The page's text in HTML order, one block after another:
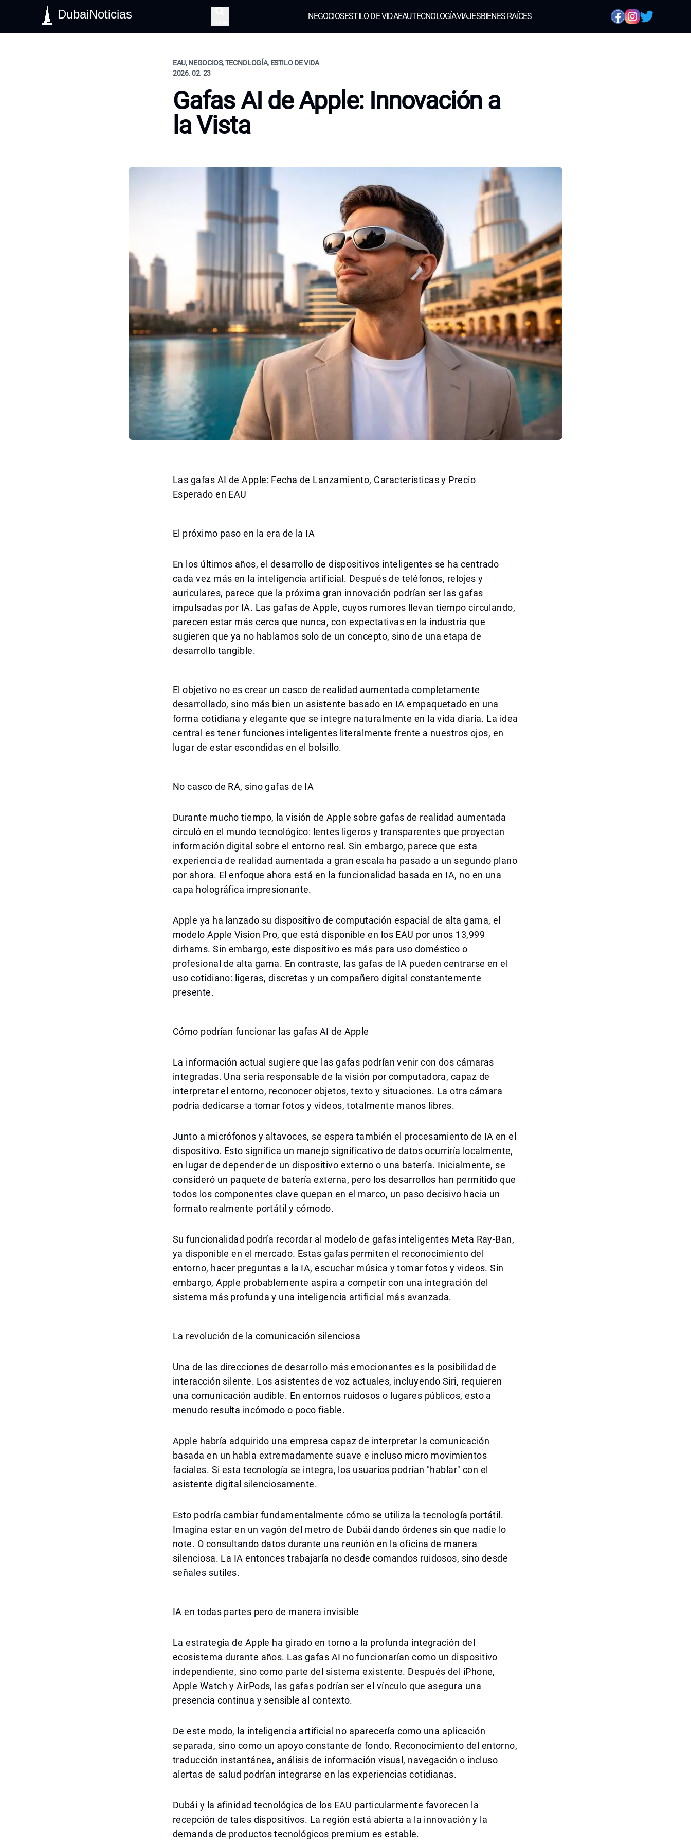
DubaiNoticias NEGOCIOSESTILO DE VIDAEAUTECNOLOGÍAVIAJESBIENES RAÍCES
EAU, NEGOCIOS, TECNOLOGÍA, ESTILO DE VIDA
2026. 02. 23
Gafas AI de Apple: Innovación a
la Vista
Las gafas AI de Apple: Fecha de Lanzamiento, Características y Precio
Esperado en EAU
El próximo paso en la era de la IA
En los últimos años, el desarrollo de dispositivos inteligentes se ha centrado
cada vez más en la inteligencia artificial. Después de teléfonos, relojes y
auriculares, parece que la próxima gran innovación podrían ser las gafas
impulsadas por IA. Las gafas de Apple, cuyos rumores llevan tiempo circulando,
parecen estar más cerca que nunca, con expectativas en la industria que
sugieren que ya no hablamos solo de un concepto, sino de una etapa de
desarrollo tangible.
El objetivo no es crear un casco de realidad aumentada completamente
desarrollado, sino más bien un asistente basado en IA empaquetado en una
forma cotidiana y elegante que se integre naturalmente en la vida diaria. La idea
central es tener funciones inteligentes literalmente frente a nuestros ojos, en
lugar de estar escondidas en el bolsillo.
No casco de RA, sino gafas de IA
Durante mucho tiempo, la visión de Apple sobre gafas de realidad aumentada
circuló en el mundo tecnológico: lentes ligeros y transparentes que proyectan
información digital sobre el entorno real. Sin embargo, parece que esta
experiencia de realidad aumentada a gran escala ha pasado a un segundo plano
por ahora. El enfoque ahora está en la funcionalidad basada en IA, no en una
capa holográfica impresionante.
Apple ya ha lanzado su dispositivo de computación espacial de alta gama, el
modelo Apple Vision Pro, que está disponible en los EAU por unos 13,999
dirhams. Sin embargo, este dispositivo es más para uso doméstico o
profesional de alta gama. En contraste, las gafas de IA pueden centrarse en el
uso cotidiano: ligeras, discretas y un compañero digital constantemente
presente.
Cómo podrían funcionar las gafas AI de Apple
La información actual sugiere que las gafas podrían venir con dos cámaras
integradas. Una sería responsable de la visión por computadora, capaz de
interpretar el entorno, reconocer objetos, texto y situaciones. La otra cámara
podría dedicarse a tomar fotos y videos, totalmente manos libres.
Junto a micrófonos y altavoces, se espera también el procesamiento de IA en el
dispositivo. Esto significa un manejo significativo de datos ocurriría localmente,
en lugar de depender de un dispositivo externo o una batería. Inicialmente, se
consideró un paquete de batería externa, pero los desarrollos han permitido que
todos los componentes clave quepan en el marco, un paso decisivo hacia un
formato realmente portátil y cómodo.
Su funcionalidad podría recordar al modelo de gafas inteligentes Meta Ray-Ban,
ya disponible en el mercado. Estas gafas permiten el reconocimiento del
entorno, hacer preguntas a la IA, escuchar música y tomar fotos y videos. Sin
embargo, Apple probablemente aspira a competir con una integración del
sistema más profunda y una inteligencia artificial más avanzada.
La revolución de la comunicación silenciosa
Una de las direcciones de desarrollo más emocionantes es la posibilidad de
interacción silente. Los asistentes de voz actuales, incluyendo Siri, requieren
una comunicación audible. En entornos ruidosos o lugares públicos, esto a
menudo resulta incómodo o poco fiable.
Apple habría adquirido una empresa capaz de interpretar la comunicación
basada en un habla extremadamente suave e incluso micro movimientos
faciales. Si esta tecnología se integra, los usuarios podrían "hablar" con el
asistente digital silenciosamente.
Esto podría cambiar fundamentalmente cómo se utiliza la tecnología portátil.
Imagina estar en un vagón del metro de Dubái dando órdenes sin que nadie lo
note. O consultando datos durante una reunión en la oficina de manera
silenciosa. La IA entonces trabajaría no desde comandos ruidosos, sino desde
señales sutiles.
IA en todas partes pero de manera invisible
La estrategia de Apple ha girado en torno a la profunda integración del
ecosistema durante años. Las gafas AI no funcionarían como un dispositivo
independiente, sino como parte del sistema existente. Después del iPhone,
Apple Watch y AirPods, las gafas podrían ser el vínculo que asegura una
presencia continua y sensible al contexto.
De este modo, la inteligencia artificial no aparecería como una aplicación
separada, sino como un apoyo constante de fondo. Reconocimiento del entorno,
traducción instantánea, análisis de información visual, navegación o incluso
alertas de salud podrían integrarse en las experiencias cotidianas.
Dubái y la afinidad tecnológica de los EAU particularmente favorecen la
recepción de tales dispositivos. La región está abierta a la innovación y la
demanda de productos tecnológicos premium es estable.